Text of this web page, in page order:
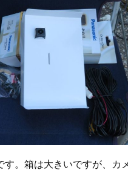
す。箱は大きいですが、カ